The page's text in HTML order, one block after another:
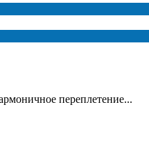
переплетение...